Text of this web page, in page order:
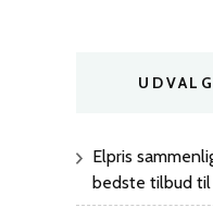
Elpris
bedste tilbud